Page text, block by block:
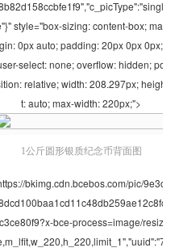
style="box-sizing: content-box; mar
gin: 0px auto; padding: 20px 0px 0px;
select: none; overflow: hidden; po
relative; width: 208.297px; heigh
t: auto; max-width: 220px;">
1公斤圆形银质纪念币背面图
bkimg.cdn.bcebos.com/pic/9e3d
c3ce80f9?x-bce-process=image/resiz